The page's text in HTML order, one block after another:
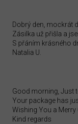
Dobrý den, mockrát
Zásilka už přišla a
S přáním krásného
Natalia U.
Good morning, Just
Your package has
Wishing You a
Kind regards